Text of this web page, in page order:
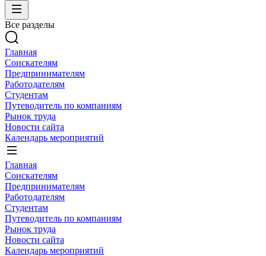
Все разделы
Главная
Соискателям
Предпринимателям
Работодателям
Студентам
Путеводитель по компаниям
Рынок труда
Новости сайта
Календарь мероприятий
Главная
Соискателям
Предпринимателям
Работодателям
Студентам
Путеводитель по компаниям
Рынок труда
Новости сайта
Календарь мероприятий